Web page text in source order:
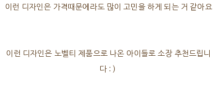
이런 디자인은 가격때문에라도 많이 고민을 하게 되는 거 같아요
이런 디자인은 노벨티 제품으로 나온 아이들로 소장 추천드립니
다 : )